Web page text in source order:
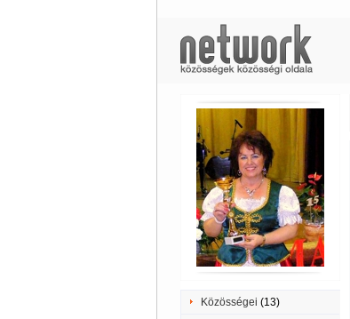
Közösségei (13)